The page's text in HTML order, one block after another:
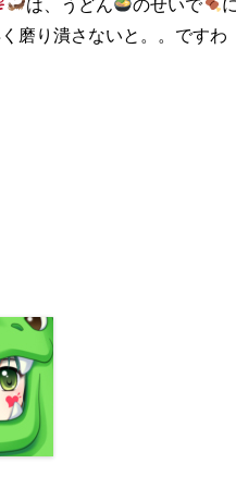
は、うどん のせいで
磨り潰さないと。。ですわ